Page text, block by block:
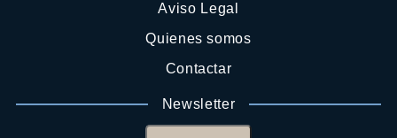
Aviso Legal
Quienes somos
Contactar
Newsletter